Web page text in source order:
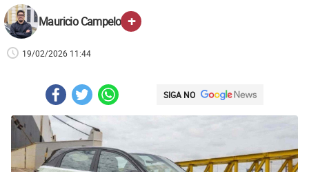
Mauricio Campelo +
19/02/2026 11:44
SIGA NO